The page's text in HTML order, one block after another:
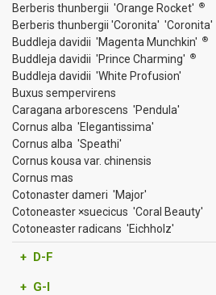
Berberis thunbergii 'Orange Rocket'
®
Berberis thunbergii 'Coronita' 'Coronita'
Buddleja davidii 'Magenta Munchkin'
®
Buddleja davidii 'Prince Charming' ®
Buddleja davidii 'White Profusion'
Buxus sempervirens
Caragana arborescens 'Pendula'
Cornus alba 'Elegantissima'
Cornus alba 'Speathi'
Cornus kousa var. chinensis
Cornus mas
Cotonaster dameri 'Major'
Cotoneaster ×suecicus 'Coral Beauty'
Cotoneaster radicans 'Eichholz'
+ D-F
+ G-I